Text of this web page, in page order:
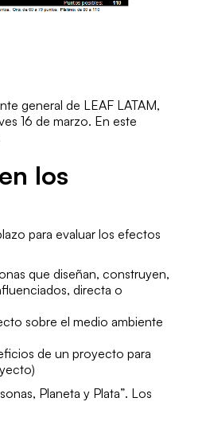
general de LEAF LATAM,
16 de marzo. En este
los
para evaluar los efectos
que diseñan, construyen,
directa o
sobre el medio ambiente
de un proyecto para
Planeta y Plata”. Los